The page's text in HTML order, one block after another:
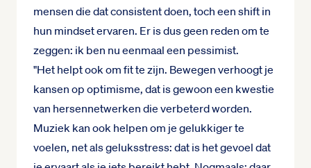
mensen die dat consistent doen, toch een shift in
hun mindset ervaren. Er is dus geen reden om te
zeggen: ik ben nu eenmaal een pessimist.
"Het helpt ook om fit te zijn. Bewegen verhoogt je
kansen op optimisme, dat is gewoon een kwestie
van hersennetwerken die verbeterd worden.
Muziek kan ook helpen om je gelukkiger te
voelen, net als geluksstress: dat is het gevoel dat